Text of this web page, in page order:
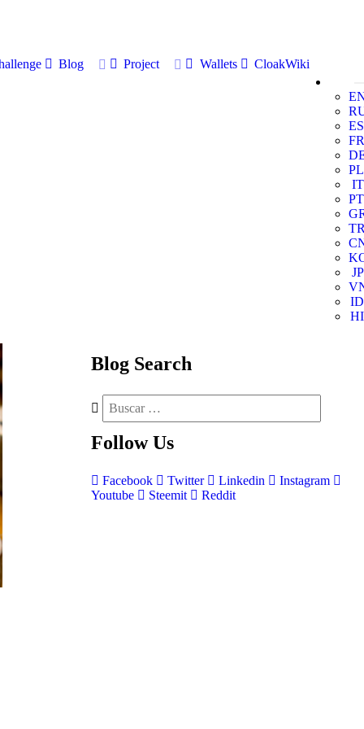
Blog Project Wallets
CloakWiki
ES
FR
PL
IT
PT
JP
ID
HI
Blog Search
Follow Us
Facebook Twitter Linkedin
Instagram
Youtube
Steemit Reddit